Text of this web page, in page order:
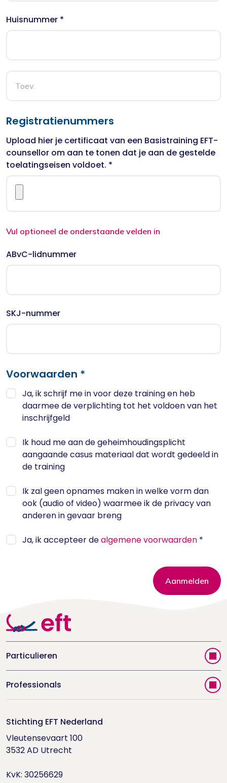
Huisnummer *
Registratienummers
Upload hier je certificaat van een Basistraining EFT-
counsellor om aan te tonen dat je aan de gestelde
toelatingseisen voldoet. *
Vul optioneel de onderstaande velden in
ABvC-lidnummer
SKJ-nummer
Voorwaarden *
Ja, ik schrijf me in voor deze training en heb
daarmee de verplichting tot het voldoen van het
inschrijfgeld
Ik houd me aan de geheimhoudingsplicht
aangaande casus materiaal dat wordt gedeeld in
de training
Ik zal geen opnames maken in welke vorm dan
ook (audio of video) waarmee ik de privacy van
anderen in gevaar breng
Ja, ik accepteer dealgemene voorwaarden *
Aanmelden
Particulieren
Vind jouw therapeut
Videoportal
Doe de relatietest
Houd me Vast-bijeenkomsten
Professionals
Trainingen
Supervisorenlijst
Nieuwsbrief ontvangen?
Stichting EFT Nederland
Vleutensevaart 100
3532 AD Utrecht
KvK: 30256629